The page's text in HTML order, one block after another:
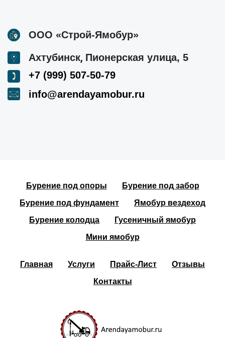
ООО «Строй-Ямобур»
Ахтубинск, Пионерская улица, 5
+7 (999) 507-50-79
info@arendayamobur.ru
Бурение под опоры
Бурение под забор
Бурение под фундамент
Ямобур вездеход
Бурение колодца
Гусеничный ямобур
Мини ямобур
Главная Услуги Прайс-Лист
Отзывы
Контакты